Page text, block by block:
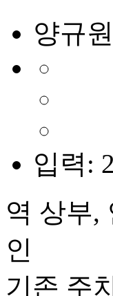
양규
입력:
역 상부,
인
기존 주